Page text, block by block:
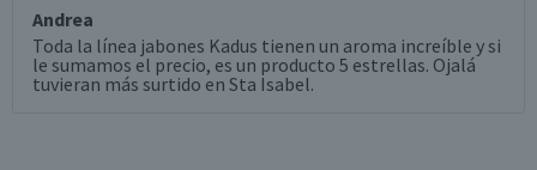
Andrea
Toda la línea jabones Kadus tienen un aroma increíble y si
le sumamos el precio, es un producto 5 estrellas. Ojalá
tuvieran más surtido en Sta Isabel.